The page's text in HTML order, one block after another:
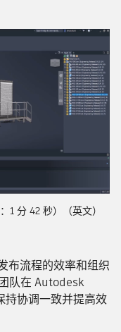
分 42 秒）（英文）
布流程的效率和组织
队在 Autodesk
持协调一致并提高效